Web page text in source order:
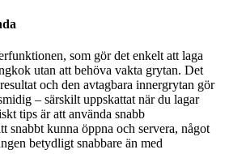
som gör det enkelt att laga
utan att behöva vakta grytan. Det
och den avtagbara innergrytan gör
– särskilt uppskattat när du lagar
tips är att använda snabb
snabbt kunna öppna och servera, något
betydligt snabbare än med